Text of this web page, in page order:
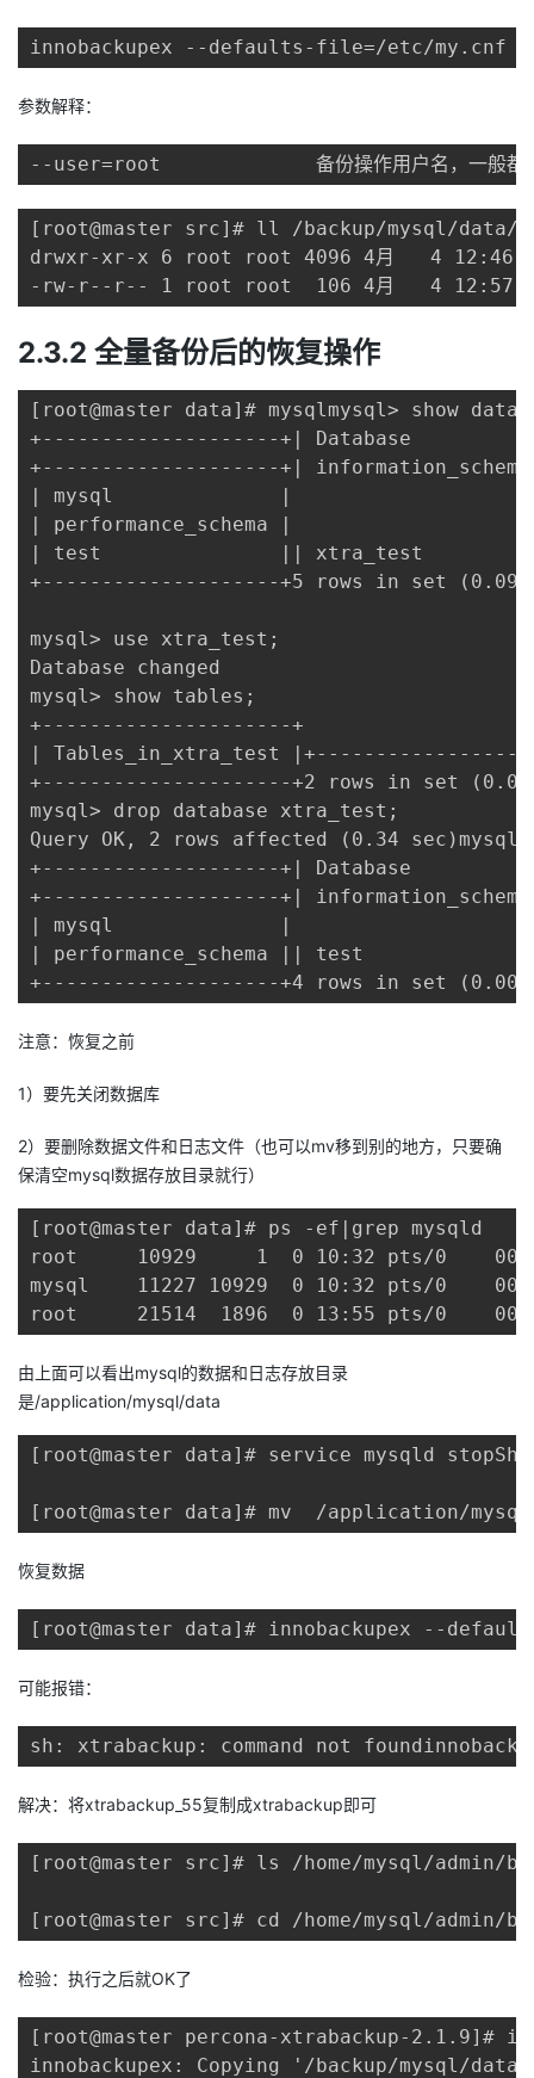
innobackupex --defaults-file=/etc/my.cnf --
参数解释：
--user=root             备份操作用户名，一般都
[root@master src]# ll /backup/mysql/data/总
drwxr-xr-x 6 root root 4096 4月   4 12:46
-rw-r--r-- 1 root root  106 4月   4 12:57
2.3.2 全量备份后的恢复操作
[root@master data]# mysqlmysql> show
+--------------------+| Database
+--------------------+|
| mysql              |
| performance_schema |
| test               || xtra_test
+--------------------+5 rows in set (0.09
mysql> use xtra_test;
Database changed
mysql> show tables;
+---------------------+
| Tables_in_xtra_test |+---------------------+|
+---------------------+2 rows in set (0.04
mysql> drop database xtra_test;
Query OK, 2 rows affected (0.34
+--------------------+| Database
+--------------------+|
| mysql              |
| performance_schema || test
+--------------------+4 rows in set (0.00
注意：恢复之前
1）要先关闭数据库
2）要删除数据文件和日志文件（也可以mv移到别的地方，只要确
保清空mysql数据存放目录就行）
[root@master data]# ps -ef|grep mysqld
root     10929     1  0 10:32 pts/0
mysql    11227 10929  0 10:32 pts/0
root     21514  1896  0 13:55 pts/0
由上面可以看出mysql的数据和日志存放目录
是/application/mysql/data
[root@master data]# service mysqld
[root@master data]# mv  /application/
恢复数据
[root@master data]# innobackupex --
可能报错：
sh: xtrabackup: command not
解决：将xtrabackup_55复制成xtrabackup即可
[root@master src]# ls /home/mysql/admin/
[root@master src]# cd /home/mysql/admin/
检验：执行之后就OK了
[root@master percona-xtrabackup-2.1.9]#
innobackupex: Copying '/backup/mysql/